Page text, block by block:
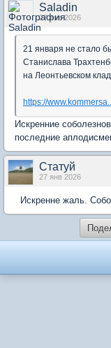
Saladin
27 янв 2026
21 января не стало
Станислава
на Леонтьевском
https://
Искренние
последние
Статуй
27 янв 2026
Искренне жаль.